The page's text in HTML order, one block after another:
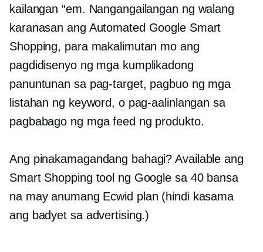
kailangan “em. Nangangailangan ng walang
karanasan ang Automated Google Smart
Shopping, para makalimutan mo ang
pagdidisenyo ng mga kumplikadong
panuntunan sa pag-target, pagbuo ng mga
listahan ng keyword, o pag-aalinlangan sa
pagbabago ng mga feed ng produkto.
Ang pinakamagandang bahagi? Available ang
Smart Shopping tool ng Google sa 40 bansa
na may anumang Ecwid plan (hindi kasama
ang badyet sa advertising.)